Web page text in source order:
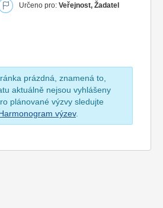
Určeno pro: Veřejnost, Žadatel
prázdná, znamená to,
aktuálně nejsou vyhlášeny
plánované výzvy sledujte
výzev.